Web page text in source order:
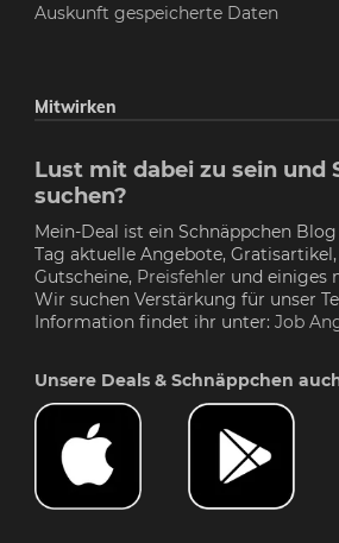
Auskunft gespeicherte Daten
Mitwirken
Lust mit dabei zu sein und
suchen?
Mein-Deal ist ein Schnäppchen
Tag aktuelle Angebote,
Gutscheine, Preisfehler und einiges
Wir suchen Verstärkung für unser
Information findet ihr unter: Job
Unsere Deals & Schnäppchen